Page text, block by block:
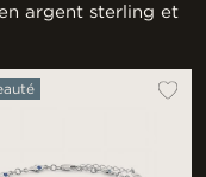
argent sterling et